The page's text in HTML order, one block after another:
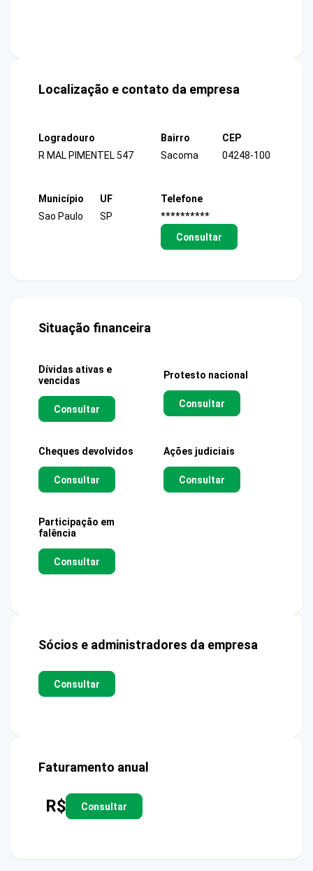
Localização e contato da empresa
Logradouro
R MAL PIMENTEL 547
Bairro
Sacoma
CEP
04248-100
Município
Sao Paulo
UF
SP
Telefone
**********
Consultar
Situação financeira
Dívidas ativas e
vencidas
Consultar
Protesto nacional
Consultar
Cheques devolvidos
Consultar
Ações judiciais
Consultar
Participação em
falência
Consultar
Sócios e administradores da empresa
Consultar
Faturamento anual
R$ Consultar